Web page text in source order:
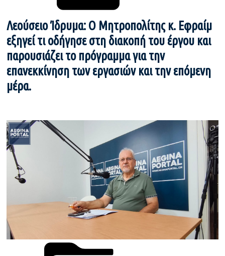
Λεούσειο Ίδρυμα: Ο Μητροπολίτης κ. Εφραίμ
εξηγεί τι οδήγησε στη διακοπή του έργου και
παρουσιάζει το πρόγραμμα για την
επανεκκίνηση των εργασιών και την επόμενη
μέρα.